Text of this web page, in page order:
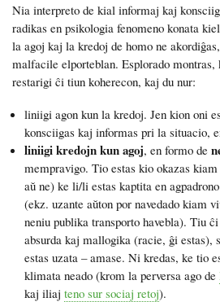
Nia interpreto de kial informaj kaj
radikas en psikologia fenomeno konata kiel
la agoj kaj la kredoj de homo ne
malfacile elporteblan. Esplorado montras,
restarigi ĉi tiun koherecon, kaj du nur:
liniigi agon kun la kredoj. Jen kion oni
konsciigas kaj informas pri la situacio,
liniigi kredojn kun agoj, en formo de
mempravigo. Tio estas kio okazas
aŭ ne) ke li/li estas kaptita en
(ekz. uzante aŭton por navedado kiam
neniu publika transporto havebla). Tiu
absurda kaj mallogika (racie, ĝi estas),
estas uzata – amase. Ni kredas, ke tio
klimata neado (krom la perversa ago de
kaj iliaj teno sur sociaj retoj).